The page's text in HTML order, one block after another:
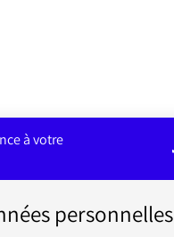
à votre
personnelles